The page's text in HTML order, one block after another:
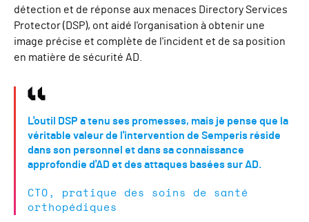
détection et de réponse aux menaces Directory Services
Protector (DSP), ont aidé l'organisation à obtenir une
image précise et complète de l'incident et de sa position
en matière de sécurité AD.
L'outil DSP a tenu ses promesses, mais je pense que la
véritable valeur de l'intervention de Semperis réside
dans son personnel et dans sa connaissance
approfondie d'AD et des attaques basées sur AD.
CTO, pratique des soins de santé
orthopédiques